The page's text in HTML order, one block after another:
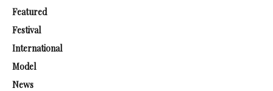
Featured
Festival
International
Model
News